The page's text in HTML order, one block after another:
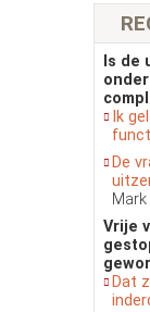
Is de
Ik
De
Vrije
Dat